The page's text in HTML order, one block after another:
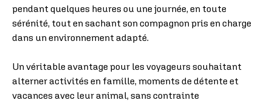
pendant quelques heures ou une journée, en toute
sérénité, tout en sachant son compagnon pris en charge
dans un environnement adapté.
Un véritable avantage pour les voyageurs souhaitant
alterner activités en famille, moments de détente et
vacances avec leur animal, sans contrainte